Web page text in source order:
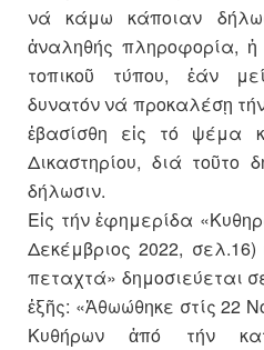
νά κάμω κάποιαν
ἀναληθής πληροφορία, ἡ
τοπικοῦ τύπου, ἐάν
δυνατόν νά προκαλέσῃ
ἐβασίσθη εἰς τό ψέμα
Δικαστηρίου, διά τοῦτο
δήλωσιν.
Εἰς τήν ἐφημερίδα
Δεκέμβριος 2022,
πεταχτά» δημοσιεύεται
ἑξῆς: «Ἀθωώθηκε στίς 22
Κυθήρων ἀπό τήν